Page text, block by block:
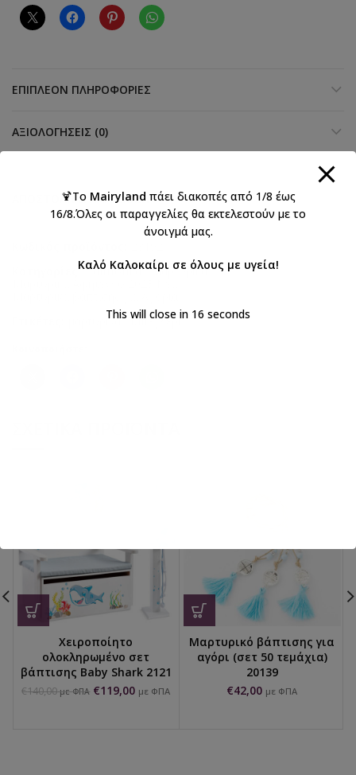
ΕΠΙΠΛΈΟΝ ΠΛΗΡΟΦΟΡΊΕΣ
ΑΞΙΟΛΟΓΉΣΕΙΣ (0)
ΑΠΟΣΤΟΛΉ & ΠΑΡΆΔΟΣΗ
Κατηγορίες:Βαπτιστικά, Μαρτυρικά,
μαρτυρικά, Μπεγλέρι
Χειροποίητο
ολοκληρωμένο σετ
βάπτισης Baby Shark 2121
€140,00 με ΦΠΑ €119,00 με ΦΠΑ
Μαρτυρικό βάπτισης για
αγόρι (σετ 50 τεμάχια)
20139
€42,00 με ΦΠΑ
🍹Το Mairyland πάει διακοπές από 1/8 έως
16/8.Όλες οι παραγγελίες θα εκτελεστούν με το
άνοιγμά μας.
Καλό Καλοκαίρι σε όλους με υγεία!
This will close in 16 seconds